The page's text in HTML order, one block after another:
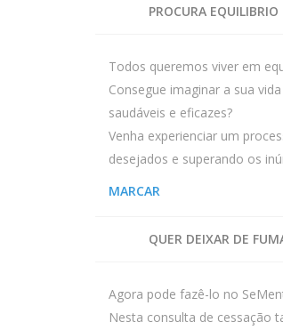
PROCURA
Todos queremos viver em
Consegue imaginar a sua
saudáveis e eficazes?
Venha experienciar um
desejados e superando os
MARCAR
QUER DEIXAR DE
Agora pode fazê-lo no
Nesta consulta de cessação